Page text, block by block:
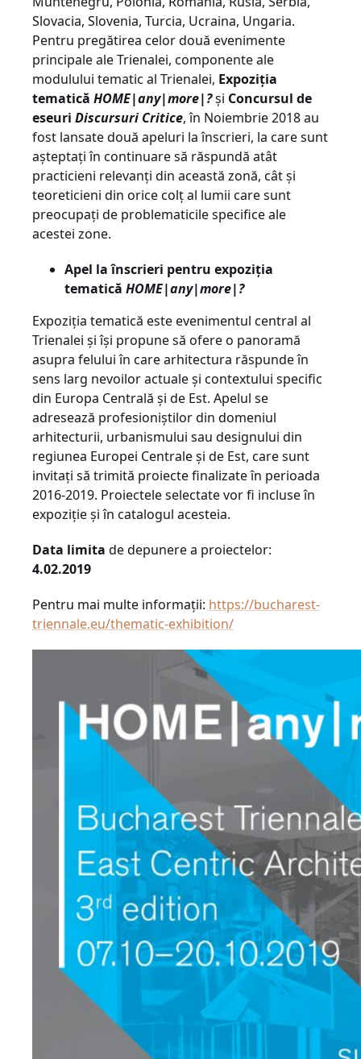
Slovacia, Slovenia, Turcia, Ucraina, Ungaria.
Pentru pregătirea celor două evenimente
principale ale Trienalei, componente ale
modulului tematic al Trienalei, Expoziția
tematică HOME|any|more|?și Concursul de
eseuri Discursuri Critice, în Noiembrie 2018 au
fost lansate două apeluri la înscrieri, la care sunt
așteptați în continuare să răspundă atât
practicieni relevanți din această zonă, cât și
teoreticieni din orice colț al lumii care sunt
preocupați de problematicile specifice ale
acestei zone.
Apel la înscrieri pentru expoziția
tematică HOME|any|more|?
Expoziția tematică este evenimentul central al
Trienalei și își propune să ofere o panoramă
asupra felului în care arhitectura răspunde în
sens larg nevoilor actuale și contextului specific
din Europa Centrală și de Est. Apelul se
adresează profesioniștilor din domeniul
arhitecturii, urbanismului sau designului din
regiunea Europei Centrale și de Est, care sunt
invitați să trimită proiecte finalizate în perioada
2016-2019. Proiectele selectate vor fi incluse în
expoziție și în catalogul acesteia.
Data limita de depunere a proiectelor:
4.02.2019
Pentru mai multe informații: https://bucharest-
triennale.eu/thematic-exhibition/